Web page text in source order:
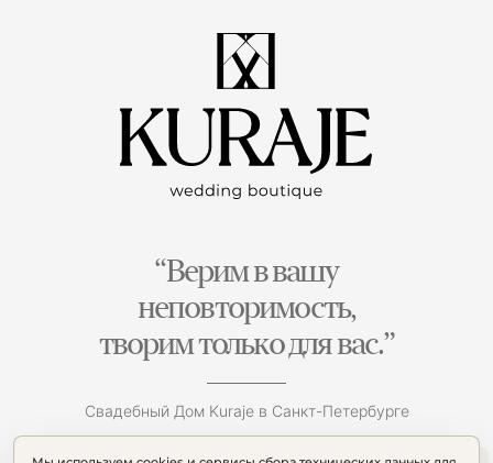
“Верим в вашу
неповторимость,
творим только для вас.”
Свадебный Дом Kuraje в Санкт-Петербурге